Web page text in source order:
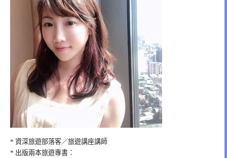
* 資深旅遊部落客／旅遊講座講師
* 出版兩本旅遊專書：